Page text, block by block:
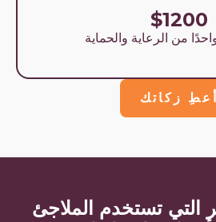
$1200
من الرعاية والحماية
أعطِ زكاتك
التي تستخدم الملاجئ